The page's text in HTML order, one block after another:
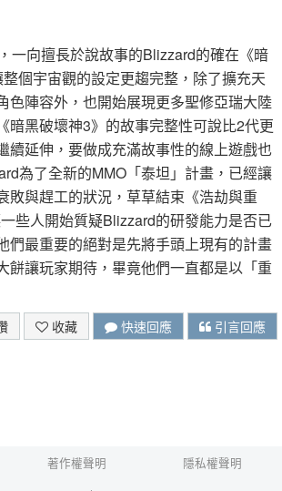
一向擅長於說故事的Blizzard的確在《暗
個宇宙觀的設定更趨完整，除了擴充天
色陣容外，也開始展現更多聖修亞瑞大陸
暗黑破壞神3》的故事完整性可說比2代更
續延伸，要做成充滿故事性的線上遊戲也
為了全新的MMO「泰坦」計畫，已經讓
敗與趕工的狀況，草草結束《浩劫與重
些人開始質疑Blizzard的研發能力是否已
們最重要的絕對是先將手頭上現有的計畫
餅讓玩家期待，畢竟他們一直都是以「重
收藏 快速回應 引言回應
著作權聲明
隱私權聲明